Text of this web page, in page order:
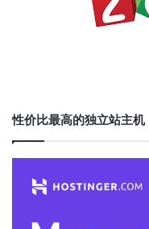
性价比最高的独立站主机